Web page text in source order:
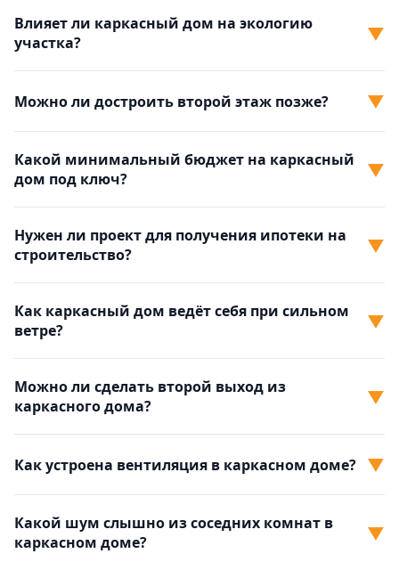
Влияет ли каркасный дом на экологию
участка?
▼
Можно ли достроить второй этаж позже? ▼
Какой минимальный бюджет на каркасный
дом под ключ?
▼
Нужен ли проект для получения ипотеки на
строительство?
▼
Как каркасный дом ведёт себя при сильном
ветре?
▼
Можно ли сделать второй выход из
каркасного дома?
▼
Как устроена вентиляция в каркасном доме? ▼
Какой шум слышно из соседних комнат в
каркасном доме?
▼